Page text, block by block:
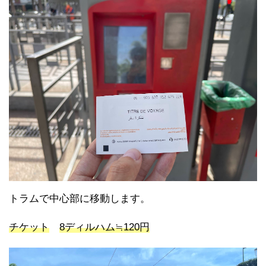
トラムで中心部に移動します。
チケット 8ディルハム≒120円